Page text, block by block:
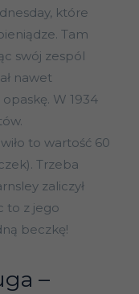
które
Tam
swój zespól
nawet
W 1934
to wartość 60
Trzeba
zaliczył
to z jego
beczkę!
–